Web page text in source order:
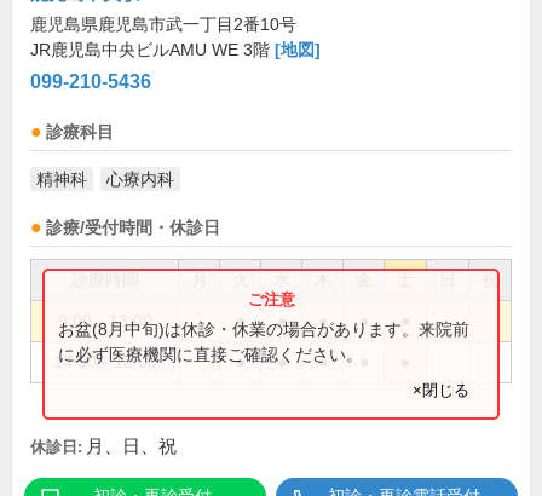
鹿児島県鹿児島市武一丁目2番10号
JR鹿児島中央ビルAMU WE 3階 [地図]
099-210-5436
診療科目
精神科 心療内科
診療/受付時間・休診日
祝
9:00～13:00 ● ● ● ●
14:00～18:00 ● ● ●
お盆(8月中旬)は休診・休業の場合があります。来院前
に必ず医療機関に直接ご確認ください。
×閉じる
休診日: 月、日、祝